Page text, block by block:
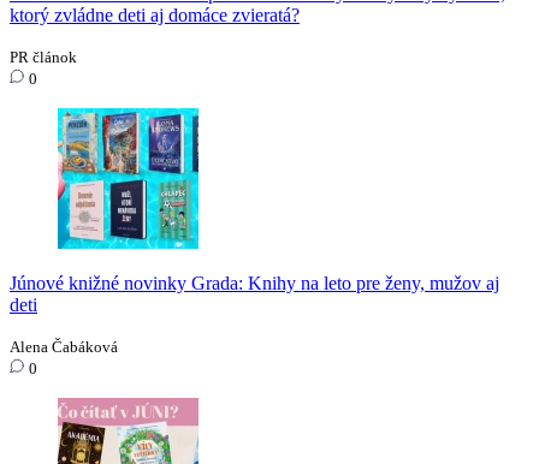
ktorý zvládne deti aj domáce zvieratá?
PR článok
0
Júnové knižné novinky Grada: Knihy na leto pre ženy, mužov aj
deti
Alena Čabáková
0